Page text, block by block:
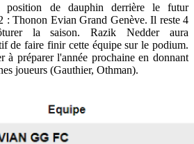
position de dauphin derrière le futur
: Thonon Evian Grand Genève. Il reste 4
la saison. Razik Nedder aura
de faire finir cette équipe sur le podium.
à préparer l'année prochaine en donnant
joueurs (Gauthier, Othman).